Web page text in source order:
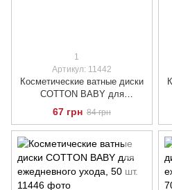
1
Артикул: 11442
Косметические ватные диски
COTTON BABY для
ежедневного ухода, 100 шт.
67 грн 84 грн